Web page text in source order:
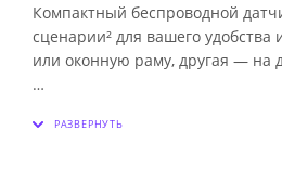
Компактный беспроводной
сценарии² для вашего удобства
или оконную раму, другая — на
Объединяйте датчик с